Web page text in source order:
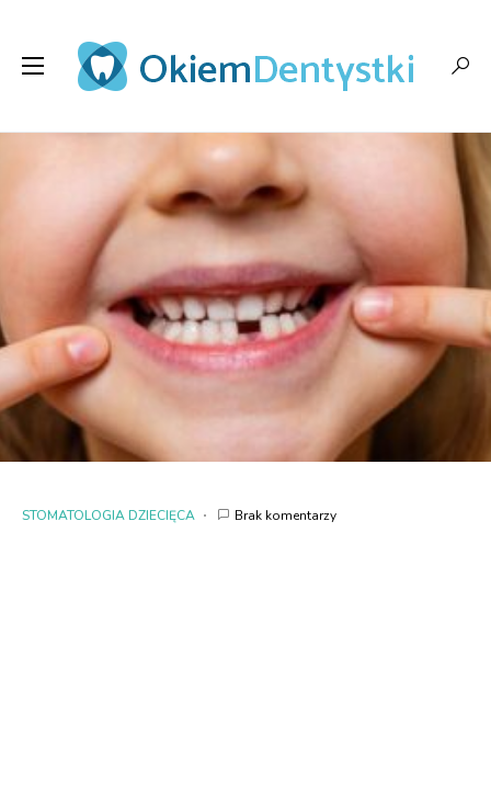
STOMATOLOGIA DZIECIĘCA Brak komentarzy